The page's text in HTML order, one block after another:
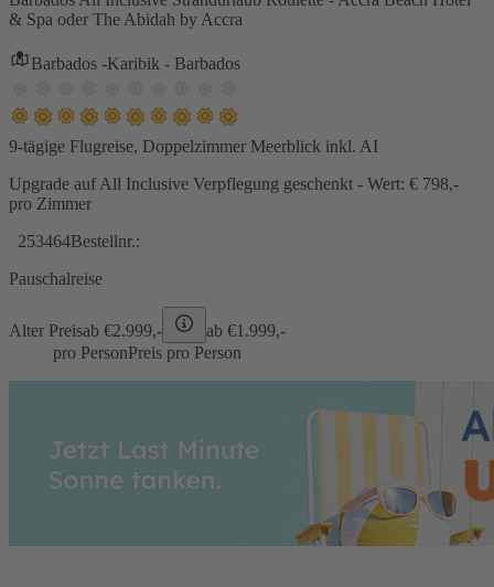
& Spa oder The Abidah by Accra
Barbados -Karibik - Barbados
9-tägige Flugreise, Doppelzimmer Meerblick inkl. AI
Upgrade auf All Inclusive Verpflegung geschenkt - Wert: € 798,-
pro Zimmer
253464Bestellnr.:
Pauschalreise
Alter Preisab €2.999,- ab €1.999,-
pro PersonPreis pro Person